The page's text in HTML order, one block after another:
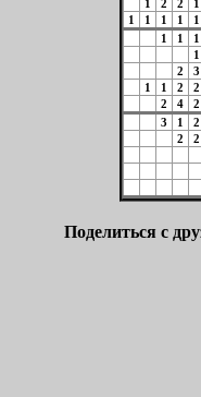
1
2 2 1
1
1 1 1 1
1
1 1
1
2
3
1
1 2 2
2
4 2
3
1 2
2
2
Поделиться с